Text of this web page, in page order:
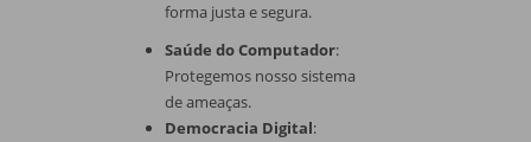
forma justa e segura.
Saúde do Computador:
Protegemos nosso sistema
de ameaças.
Democracia Digital: